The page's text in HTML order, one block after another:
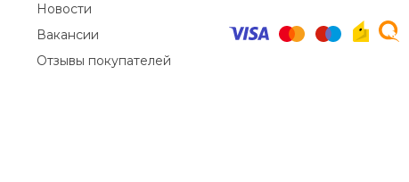
Новости
Вакансии
Отзывы покупателей